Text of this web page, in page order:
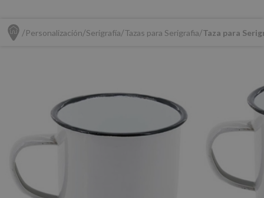
Personalización Serigrafía Tazas para Serigrafia Taza para